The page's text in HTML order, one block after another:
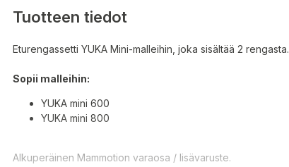
Tuotteen tiedot
Eturengassetti YUKA Mini-malleihin, joka sisältää 2 rengasta.
Sopii malleihin:
YUKA mini 600
YUKA mini 800
Alkuperäinen Mammotion varaosa / lisävaruste.